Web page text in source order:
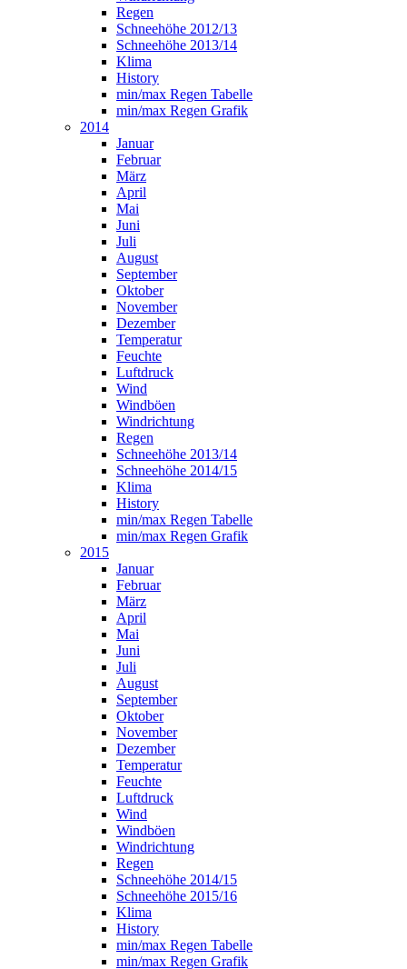
Regen
Schneehöhe 2012/13
Schneehöhe 2013/14
Klima
History
min/max Regen Tabelle
min/max Regen Grafik
2014
Januar
Februar
März
April
Mai
Juni
Juli
August
September
Oktober
November
Dezember
Temperatur
Feuchte
Luftdruck
Wind
Windböen
Windrichtung
Regen
Schneehöhe 2013/14
Schneehöhe 2014/15
Klima
History
min/max Regen Tabelle
min/max Regen Grafik
2015
Januar
Februar
März
April
Mai
Juni
Juli
August
September
Oktober
November
Dezember
Temperatur
Feuchte
Luftdruck
Wind
Windböen
Windrichtung
Regen
Schneehöhe 2014/15
Schneehöhe 2015/16
Klima
History
min/max Regen Tabelle
min/max Regen Grafik